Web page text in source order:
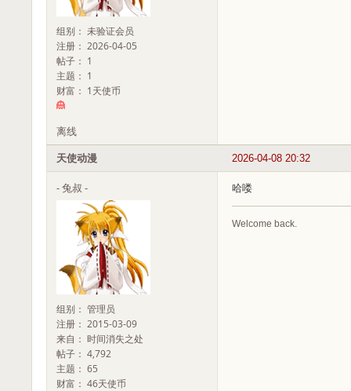
组别： 未验证会员
注册： 2026-04-05
帖子： 1
主题： 1
财富： 1天使币
离线
2026-04-08 20:32
天使动漫
- 兔叔 -
组别： 管理员
注册： 2015-03-09
来自： 时间消失之处
帖子： 4,792
主题： 65
财富： 46天使币
哈喽
Welcome back.